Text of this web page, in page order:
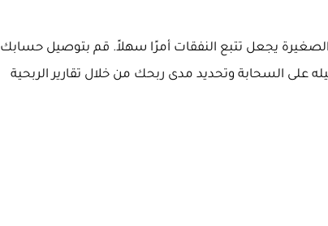
قم بتوصيل حسابك
على السحابة وتحديد مدى ربحك من خلال تقارير الربحية